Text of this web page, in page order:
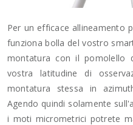
Per un efficace allineamento
funziona bolla del vostro
montatura con il pomolello
vostra latitudine di
montatura stessa in
Agendo quindi solamente
i moti micrometrici potrete